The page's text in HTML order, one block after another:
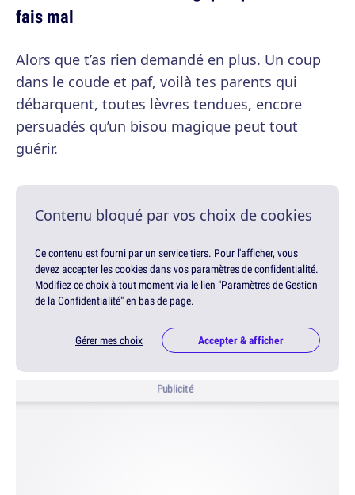
fais mal
Alors que t’as rien demandé en plus. Un coup
dans le coude et paf, voilà tes parents qui
débarquent, toutes lèvres tendues, encore
persuadés qu’un bisou magique peut tout
guérir.
Contenu bloqué par vos choix de cookies
Ce contenu est fourni par un service tiers. Pour l'afficher, vous
devez accepter les cookies dans vos paramètres de confidentialité.
Modifiez ce choix à tout moment via le lien "Paramètres de Gestion
de la Confidentialité" en bas de page.
Gérer mes choix Accepter & afficher
Publicité